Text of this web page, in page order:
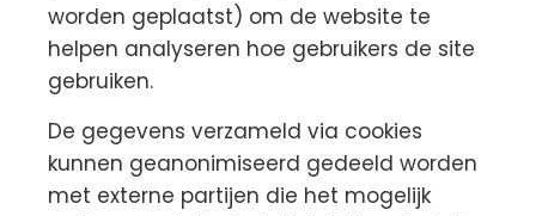
worden geplaatst) om de website te
helpen analyseren hoe gebruikers de site
gebruiken.
De gegevens verzameld via cookies
kunnen geanonimiseerd gedeeld worden
met externe partijen die het mogelijk